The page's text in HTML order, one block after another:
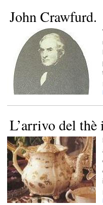
John Crawfurd.
L’arrivo del